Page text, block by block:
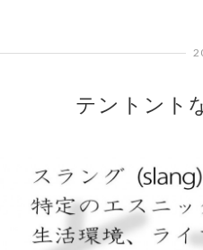
テントント